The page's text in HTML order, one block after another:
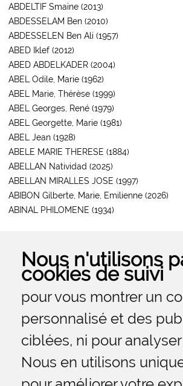
Nous n'utilisons
cookies de suivi
pour vous montrer un
personnalisé et des
ciblées, ni pour
Nous en utilisons
Nous n'utilisons
cookies de suivi
pour vous montrer un
personnalisé et des
ciblées, ni pour
Nous en utilisons
ABDELTIF Smaïne (2013)
ABDESSELAM Ben (2010)
ABDESSELEN Ben Ali (1957)
ABED Iklef (2012)
ABED ABDELKADER (2004)
ABEL Odile, Marie (1962)
ABEL Marie, Thérèse (1999)
ABEL Georges, René (1979)
ABEL Georgette, Marie (1981)
ABEL Jean (1928)
ABELE MARIE THERESE (1884)
ABELLAN Natividad (2025)
ABELLAN MIRALLES JOSE (1997)
ABIBON Gilberte, Marie, Emilienne (2026)
ABINAL PHILOMENE (1934)
Accueil
Mentions Légales